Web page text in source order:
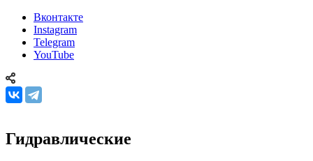
Вконтакте
Instagram
Telegram
YouTube
Гидравлические